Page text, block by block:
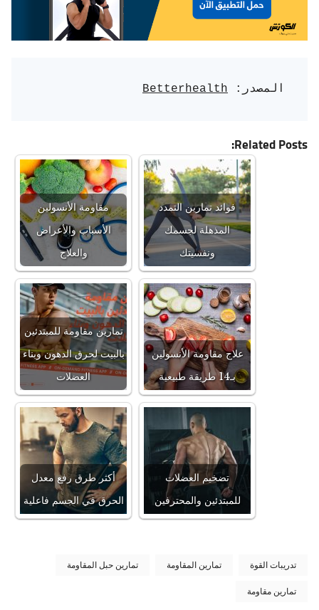
المصدر: Betterhealth
Related Posts:
مقاومة الأنسولين
الأسباب والأعراض
والعلاج
فوائد تمارين التمدد
المذهلة لجسمك
ونفسيتك
تمارين مقاومة للمبتدئين
بالبيت لحرق الدهون وبناء
العضلات
علاج مقاومة الأنسولين
بـ14 طريقة طبيعية
أكثر طرق رفع معدل
الحرق في الجسم فاعلية
تضخيم العضلات
للمبتدئين والمحترفين
تدريبات القوة تمارين المقاومة تمارين حبل المقاومة
تمارين مقاومة